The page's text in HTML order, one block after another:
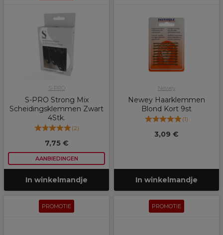
S-PRO
S-PRO Strong Mix
Scheidingsklemmen Zwart
4Stk.
(2)
7,75 €
AANBIEDINGEN
In winkelmandje
Newey
Newey Haarklemmen
Blond Kort 9st
(1)
3,09 €
In winkelmandje
PROMOTIE PROMOTIE